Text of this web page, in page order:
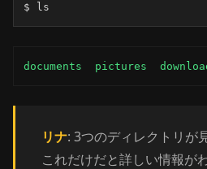
$ ls
documents  pictures
リナ: 3つのディレクトリが
これだけだと詳しい情報が